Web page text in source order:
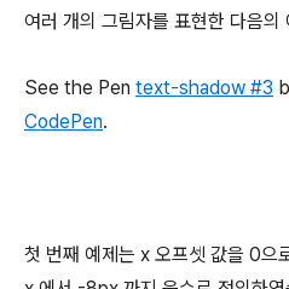
여러 개의 그림자를 표현한 다음의
See the Pen text-shadow #3
CodePen.
첫 번째 예제는 x 오프셋 값을 0으